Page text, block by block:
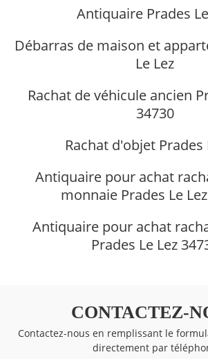
Antiquaire Prades
Débarras de maison et
Le Lez
Rachat de véhicule ancien
34730
Rachat d'objet Prades
Antiquaire pour achat
monnaie Prades Le
Antiquaire pour achat
Prades Le Lez
CONTACTEZ-
Contactez-nous en remplissant le
directement par